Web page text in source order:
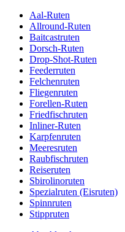
Aal-Ruten
Allround-Ruten
Baitcastruten
Dorsch-Ruten
Drop-Shot-Ruten
Feederruten
Felchenruten
Fliegenruten
Forellen-Ruten
Friedfischruten
Inliner-Ruten
Karpfenruten
Meeresruten
Raubfischruten
Reiseruten
Sbirolinoruten
Spezialruten (Eisruten)
Spinnruten
Stippruten